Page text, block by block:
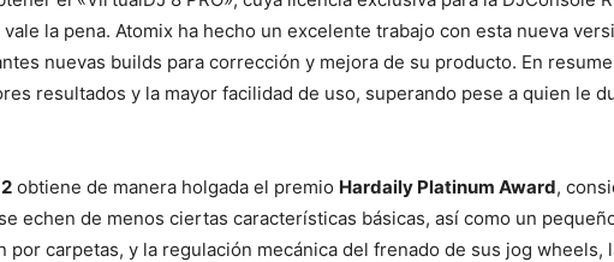
la pena. Atomix ha hecho un excelente trabajo con esta nueva
nuevas builds para corrección y mejora de su producto. En
resultados y la mayor facilidad de uso, superando pese a quien le
obtiene de manera holgada el premio Hardaily Platinum Award,
echen de menos ciertas características básicas, así como un
por carpetas, y la regulación mecánica del frenado de sus jog wheels,